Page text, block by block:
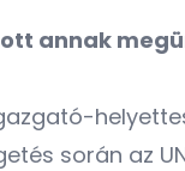
annak
során az